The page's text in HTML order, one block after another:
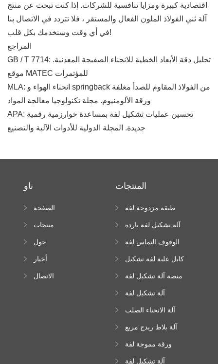
اقتصادية كبيرة ومزايا تنافسية للشركات. إذا كنت تبحث عن منتج
آلة ثني الفولاذ الملون الفعال والمستقر ، فلا تتردد في الاتصال بنا
في أي وقت وسنخدمك بكل قلب!
المراجع
GB / T 7714: تحليل دقة الأبعاد الخطية للانحناء الصفيحة المعدنية.
موقع MATEC للمؤتمرات
MLA: انحناء الهواء و springback من الفولاذ المقاوم للصدأ مغلفة
ورقة الألومنيوم. مجلة تكنولوجيا معالجة المواد
APA: تحسين عمليات تشكيل لفة بمساعدة خوارزمية رقمية
جديدة. المجلة الدولية للأدوات الآلية والتصنيع
ناو
الصفحة
منتجات
حول
أخبار
الاتصال
المنتجات
طبقة مزدوجة لفة
آلة تشكيل لفة باردة
الوقوف التماس لفة
كابل علبة لفة تشكيل
منصة آلة تشكيل لفة
آلة تشكيل لفة
آلة الانحناء الصلب
آلة بلاط ريدج مربع
ورقة مموجة لفة
آلة تشكيل لفة